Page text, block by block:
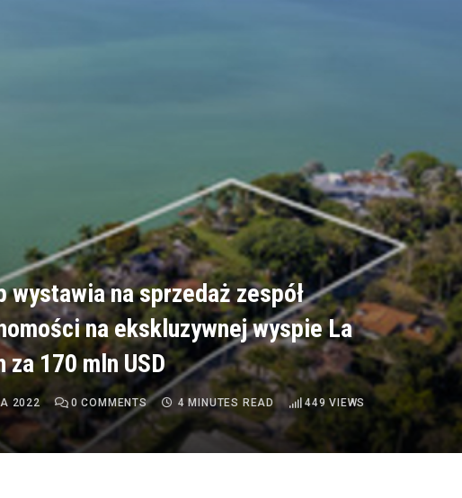
na sprzedaż zespół
na ekskluzywnej wyspie La
170 mln USD
2022 0 COMMENTS 4 MINUTES READ 449 VIEWS